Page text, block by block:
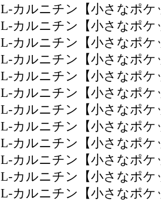
L-カルニチン【小さなポケ
L-カルニチン【小さなポケ
L-カルニチン【小さなポケ
L-カルニチン【小さなポケ
L-カルニチン【小さなポケ
L-カルニチン【小さなポケ
L-カルニチン【小さなポケ
L-カルニチン【小さなポケ
L-カルニチン【小さなポケ
L-カルニチン【小さなポケ
L-カルニチン【小さなポケ
L-カルニチン【小さなポケ